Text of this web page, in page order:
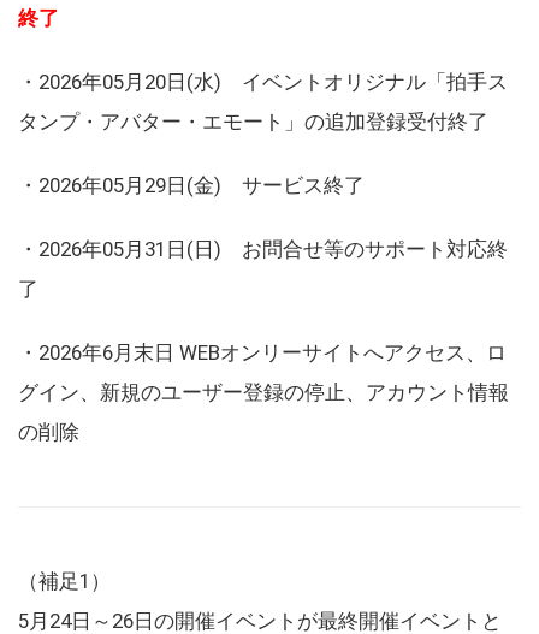
終了
・2026年05月20日(水) イベントオリジナル「拍手ス
タンプ・アバター・エモート」の追加登録受付終了
・2026年05月29日(金) サービス終了
・2026年05月31日(日) お問合せ等のサポート対応終
了
・2026年6月末日 WEBオンリーサイトへアクセス、ロ
グイン、新規のユーザー登録の停止、アカウント情報
の削除
（補足1）
5月24日～26日の開催イベントが最終開催イベントと